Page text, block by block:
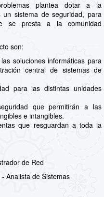
plantea dotar a la
sistema de seguridad, para
se presta a la comunidad
son:
soluciones informáticas para
central de sistemas de
para las distintas unidades
que permitirán a las
e intangibles.
que resguardan a toda la
de Red
Analista de Sistemas